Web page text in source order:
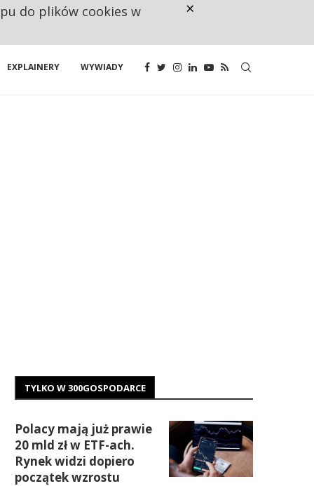
EXPLAINERY WYWIADY
TYLKO W 300GOSPODARCE
Polacy mają już prawie
20 mld zł w ETF-ach.
Rynek widzi dopiero
początek wzrostu
do plików cookies w ×